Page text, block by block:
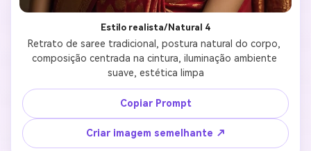
Estilo realista/Natural 4
Retrato de saree tradicional, postura natural do corpo,
composição centrada na cintura, iluminação ambiente
suave, estética limpa
Copiar Prompt
Criar imagem semelhante ↗